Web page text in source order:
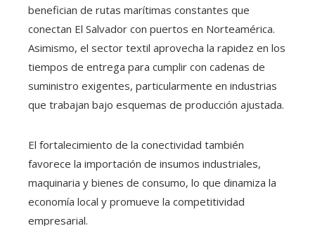
benefician de rutas marítimas constantes que
conectan El Salvador con puertos en Norteamérica.
Asimismo, el sector textil aprovecha la rapidez en los
tiempos de entrega para cumplir con cadenas de
suministro exigentes, particularmente en industrias
que trabajan bajo esquemas de producción ajustada.
El fortalecimiento de la conectividad también
favorece la importación de insumos industriales,
maquinaria y bienes de consumo, lo que dinamiza la
economía local y promueve la competitividad
empresarial.